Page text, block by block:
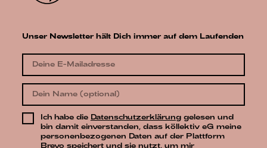
Unser Newsletter hält Dich immer auf dem Laufenden
Ich habe die Datenschutzerklärunggelesen und
bin damit einverstanden, dass köllektiv eG meine
personenbezogenen Daten auf der Plattform
Brevo speichert und sie nutzt, um mir